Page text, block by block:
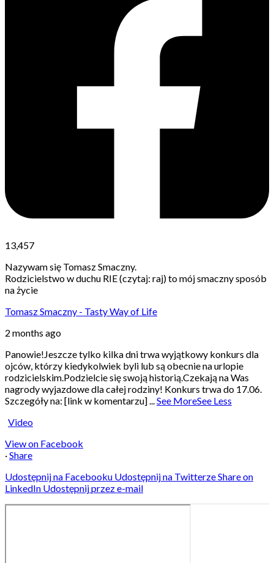
13,457
Nazywam się Tomasz Smaczny.
Rodzicielstwo w duchu RIE (czytaj: raj) to mój smaczny sposób
na życie
Tomasz Smaczny - Tasty Way of Life
2 months ago
Panowie! Jeszcze tylko kilka dni trwa wyjątkowy konkurs dla
ojców, którzy kiedykolwiek byli lub są obecnie na urlopie
rodzicielskim. Podzielcie się swoją historią.Czekają na Was
nagrody wyjazdowe dla całej rodziny! Konkurs trwa do 17.06.
Szczegóły na: [link w komentarzu]
See MoreSee Less
Video
View on Facebook
·Share
Udostępnij na Facebooku Udostępnij na TwitterzeShare on
LinkedIn Udostępnij przez e-mail